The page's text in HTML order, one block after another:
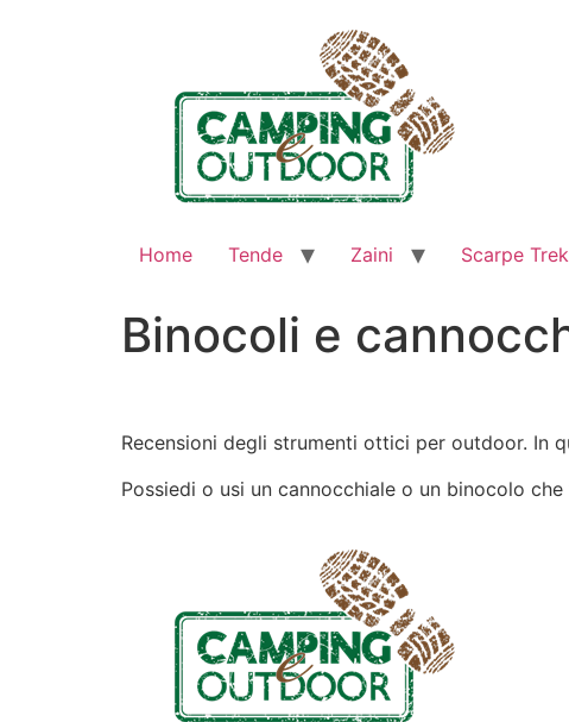
Home Tende Zaini Scarpe
Binocoli e
Recensioni degli strumenti ottici per outdoor. In
Possiedi o usi un cannocchiale o un binocolo